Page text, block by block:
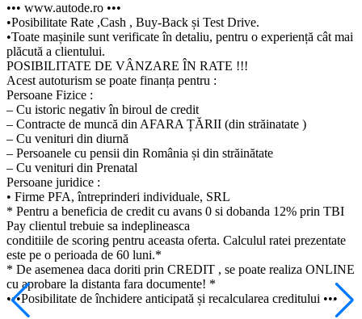
••• www.autode.ro •••
•Posibilitate Rate ,Cash , Buy-Back și Test Drive.
•Toate mașinile sunt verificate în detaliu, pentru o experiență cât mai
plăcută a clientului.
POSIBILITATE DE VÂNZARE ÎN RATE !!!
Acest autoturism se poate finanța pentru :
Persoane Fizice :
– Cu istoric negativ în biroul de credit
– Contracte de muncă din AFARA ȚĂRII (din străinatate )
– Cu venituri din diurnă
– Persoanele cu pensii din România și din străinătate
– Cu venituri din Prenatal
Persoane juridice :
• Firme PFA, întreprinderi individuale, SRL
* Pentru a beneficia de credit cu avans 0 si dobanda 12% prin TBI
Pay clientul trebuie sa indeplineasca
conditiile de scoring pentru aceasta oferta. Calculul ratei prezentate
este pe o perioada de 60 luni.*
* De asemenea daca doriti prin CREDIT , se poate realiza ONLINE
cu aprobare la distanta fara documente! *
•••Posibilitate de închidere anticipată și recalcularea creditului •••